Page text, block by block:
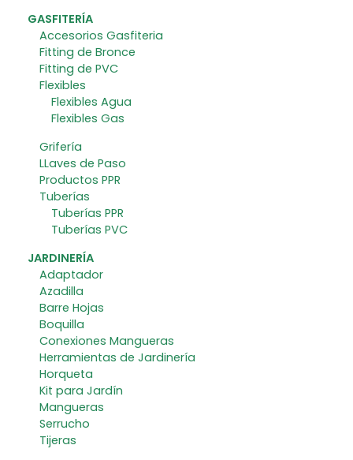
GASFITERÍA
Accesorios Gasfiteria
Fitting de Bronce
Fitting de PVC
Flexibles
Flexibles Agua
Flexibles Gas
Grifería
LLaves de Paso
Productos PPR
Tuberías
Tuberías PPR
Tuberías PVC
JARDINERÍA
Adaptador
Azadilla
Barre Hojas
Boquilla
Conexiones Mangueras
Herramientas de Jardinería
Horqueta
Kit para Jardín
Mangueras
Serrucho
Tijeras